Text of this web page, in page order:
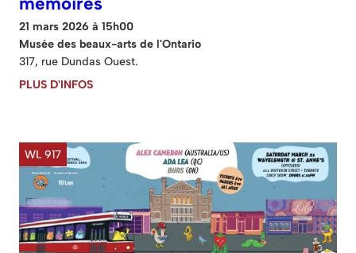
21 mars 2026 à 15h00
Musée des beaux-arts de l'Ontario
317, rue Dundas Ouest.
PLUS D'INFOS
WL 917